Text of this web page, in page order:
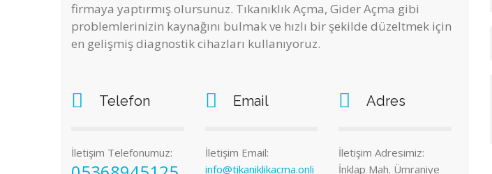
firmaya yaptırmış olursunuz. Tıkanıklık Açma, Gider Açma gibi
problemlerinizin kaynağını bulmak ve hızlı bir şekilde düzeltmek için
en gelişmiş diagnostik cihazları kullanıyoruz.
Telefon
İletişim Telefonumuz:
Email
İletişim Email:
info@tikaniklikacma.onli
Adres
İletişim Adresimiz:
İnklap Mah. Ümraniye